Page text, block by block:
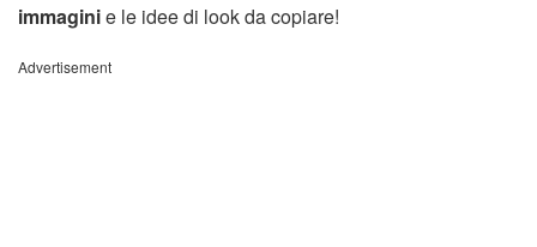
immaginie le idee di look da copiare!
Advertisement